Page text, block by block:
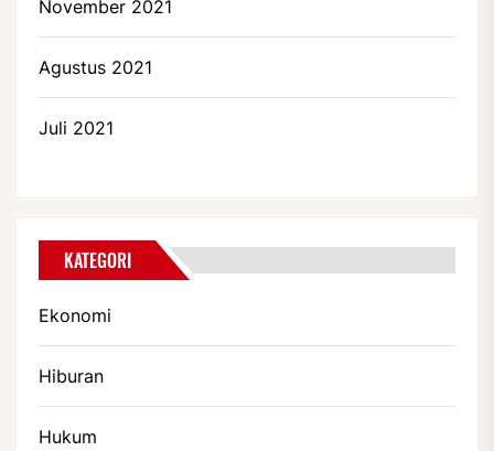
November 2021
Agustus 2021
Juli 2021
KATEGORI
Ekonomi
Hiburan
Hukum